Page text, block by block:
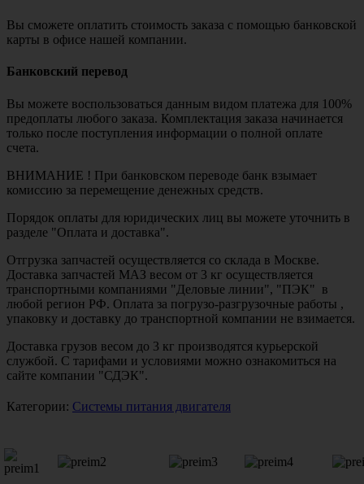
Вы сможете оплатить стоимость заказа с помощью банковской
карты в офисе нашей компании.
Банковский перевод
Вы можете воспользоваться данным видом платежа для 100%
предоплаты любого заказа. Комплектация заказа начинается
только после поступления информации о полной оплате
счета.
ВНИМАНИЕ ! При банковском переводе банк взымает
комиссию за перемещение денежных средств.
Порядок оплаты для юридических лиц вы можете уточнить в
разделе "Оплата и доставка".
Отгрузка запчастей осуществляется со склада в Москве.
Доставка запчастей МАЗ весом от 3 кг осуществляется
транспортными компаниями "Деловые линии", "ПЭК" в
любой регион РФ. Оплата за погрузо-разгрузочные работы ,
упаковку и доставку до транспортной компании не взимается.
Доставка грузов весом до 3 кг производятся курьерской
службой. С тарифами и условиями можно ознакомиться на
сайте компании "СДЭК".
Категории: Системы питания двигателя